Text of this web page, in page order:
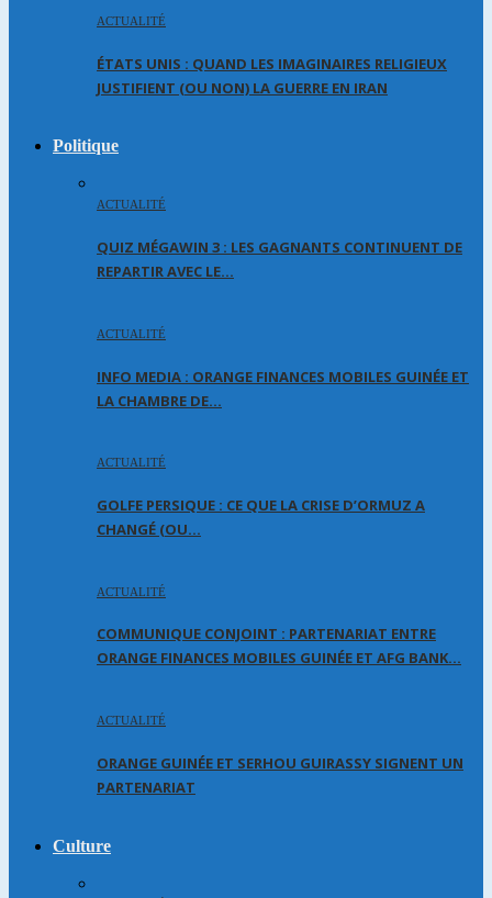
ACTUALITÉ
ÉTATS UNIS : QUAND LES IMAGINAIRES RELIGIEUX
JUSTIFIENT (OU NON) LA GUERRE EN IRAN
Politique
ACTUALITÉ
QUIZ MÉGAWIN 3 : LES GAGNANTS CONTINUENT DE
REPARTIR AVEC LE…
ACTUALITÉ
INFO MEDIA : ORANGE FINANCES MOBILES GUINÉE ET
LA CHAMBRE DE…
ACTUALITÉ
GOLFE PERSIQUE : CE QUE LA CRISE D’ORMUZ A
CHANGÉ (OU…
ACTUALITÉ
COMMUNIQUE CONJOINT : PARTENARIAT ENTRE
ORANGE FINANCES MOBILES GUINÉE ET AFG BANK…
ACTUALITÉ
ORANGE GUINÉE ET SERHOU GUIRASSY SIGNENT UN
PARTENARIAT
Culture